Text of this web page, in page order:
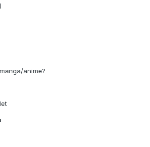
anime?